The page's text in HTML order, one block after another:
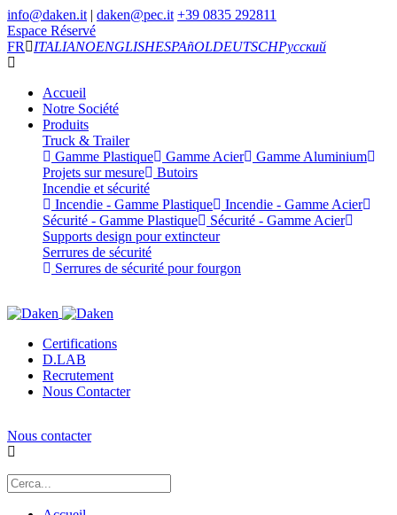
info@daken.it | daken@pec.it +39 0835 292811
Espace Réservé
FR
ITALIANOENGLISHESPAñOLDEUTSCHРусский
Accueil
Notre Société
Produits
Truck & Trailer
Gamme Plastique
Gamme Acier
Gamme Aluminium
Projets sur mesure
Butoirs
Incendie et sécurité
Incendie - Gamme Plastique
Incendie - Gamme Acier
Sécurité - Gamme Plastique
Sécurité - Gamme Acier
Supports design pour extincteur
Serrures de sécurité
Serrures de sécurité pour fourgon
Certifications
D.LAB
Recrutement
Nous Contacter
Nous contacter